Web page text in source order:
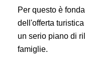
Per questo è
dell'offerta
un serio piano di
famiglie.